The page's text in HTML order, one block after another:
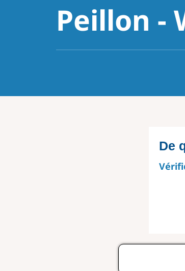
Peillon -
De